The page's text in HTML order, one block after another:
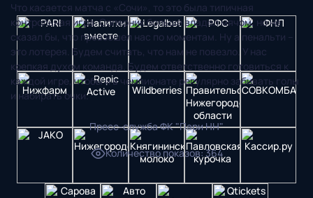
Что касается матча с «Сочи», то это была типичная
контрольная игра. Соперник больше владел мячом, но не
сказал бы, что превзошел нас по моментам. Ну а пенальти –
это лотерея. Будем считать, что нам не повезло. У нас
крепкая духом команда. Будем ответственно готовиться к
каждой игре, чтобы и в чемпионате регулярно забивать голы
и набирать очки.
Пресс-служба ФК "Пари НН"
Количество показов:364